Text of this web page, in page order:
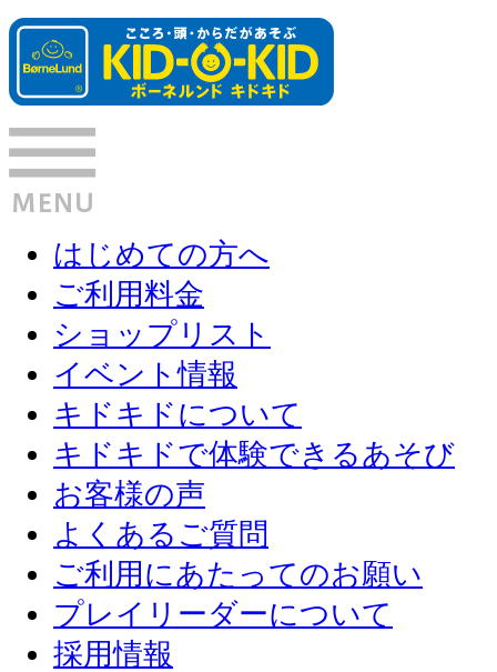
はじめての方へ
ご利用料金
ショップリスト
イベント情報
キドキドについて
キドキドで体験できるあそび
お客様の声
よくあるご質問
ご利用にあたってのお願い
プレイリーダーについて
採用情報